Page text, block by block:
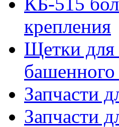
крепления
Щетки для
башенного
Запчасти
Запчасти